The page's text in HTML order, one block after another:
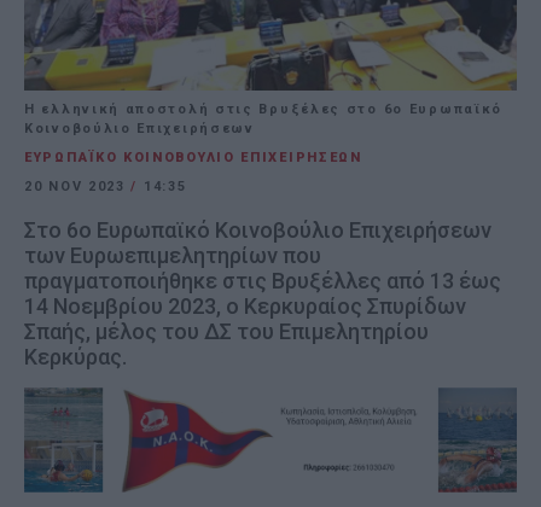
Η ελληνική αποστολή στις Βρυξέλες στο 6ο Ευρωπαϊκό
Κοινοβούλιο Επιχειρήσεων
ΕΥΡΩΠΑΪΚΟ ΚΟΙΝΟΒΟΥΛΙΟ ΕΠΙΧΕΙΡΗΣΕΩΝ
20 NOV 2023/ 14:35
Στο 6ο Ευρωπαϊκό Κοινοβούλιο Επιχειρήσεων
των Ευρωεπιμελητηρίων που
πραγματοποιήθηκε στις Βρυξέλλες από 13 έως
14 Νοεμβρίου 2023, ο Κερκυραίος Σπυρίδων
Σπαής, μέλος του ΔΣ του Επιμελητηρίου
Κερκύρας.